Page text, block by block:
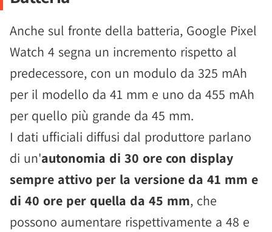
Anche sul fronte della batteria, Google Pixel
Watch 4 segna un incremento rispetto al
predecessore, con un modulo da 325 mAh
per il modello da 41 mm e uno da 455 mAh
per quello più grande da 45 mm.
I dati ufficiali diffusi dal produttore parlano
di un'autonomia di 30 ore con display
sempre attivo per la versione da 41 mm e
di 40 ore per quella da 45 mm, che
possono aumentare rispettivamente a 48 e